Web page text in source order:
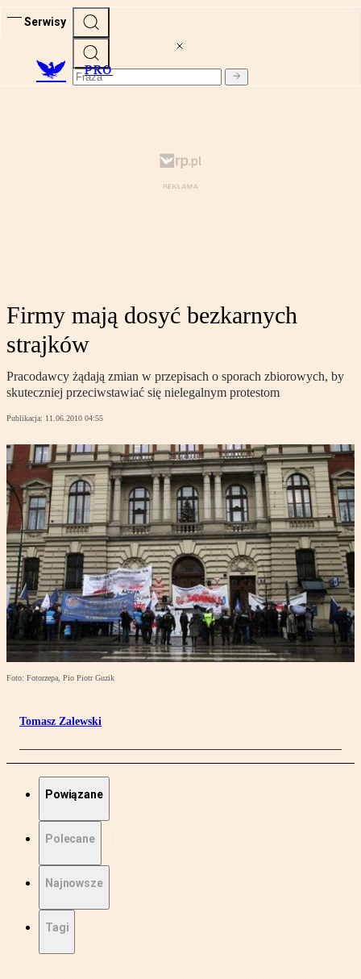
Serwisy
PRO
Firmy mają dosyć bezkarnych
strajków
Pracodawcy żądają zmian w przepisach o sporach zbiorowych, by
skuteczniej przeciwstawiać się nielegalnym protestom
Publikacja: 11.06.2010 04:55
Foto: Fotorzepa, Pio Piotr Guzik
Tomasz Zalewski
Powiązane
Polecane
Najnowsze
Tagi